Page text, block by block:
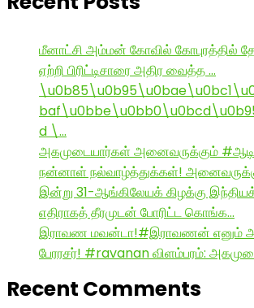
மீனாட்சி அம்மன் கோவில் கோபுரத்தில்
ஏற்றி பிரிட்டிசாரை அதிர வைத்த …
d \…
அகமுடையார்கள் அனைவருக்கும்
நன்னாள் நல்வாழ்த்துக்கள்!
இன்று 31-ஆங்கிலேயக் கிழக்கு
எதிராகத் தீரமுடன் போரிட்ட கொங்க…
இராவண மவன்டா!#இராவணன் எனும்
பேரரசர்! #ravanan விளம்பரம்:
Recent Comments